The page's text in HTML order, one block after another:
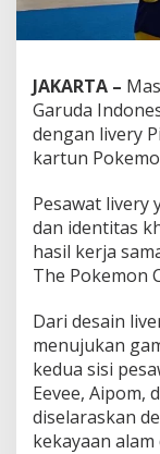
JAKARTA –
Garuda
dengan livery
kartun
Pesawat livery
dan identitas
hasil kerja
The Pokemon
Dari desain
menujukan
kedua sisi
Eevee, Aipom,
diselaraskan
kekayaan